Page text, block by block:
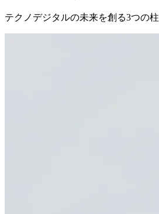
テクノデジタルの未来を創る3つの柱